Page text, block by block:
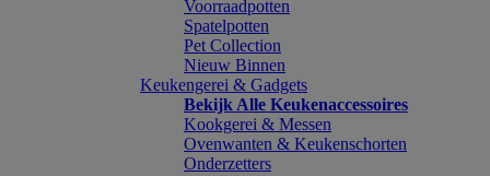
Voorraadpotten
Spatelpotten
Pet Collection
Nieuw Binnen
Keukengerei & Gadgets
Bekijk Alle Keukenaccessoires
Kookgerei & Messen
Ovenwanten & Keukenschorten
Onderzetters